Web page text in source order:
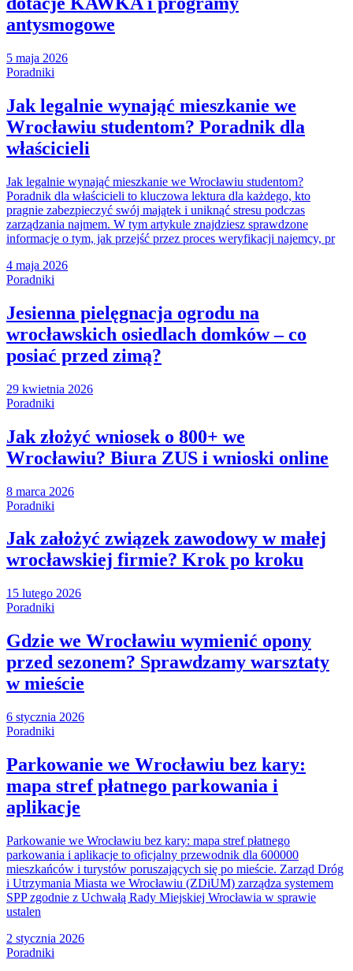
antysmogowe
5 maja 2026
Poradniki
Jak legalnie wynająć mieszkanie we
Wrocławiu studentom? Poradnik dla
właścicieli
Jak legalnie wynająć mieszkanie we Wrocławiu studentom?
Poradnik dla właścicieli to kluczowa lektura dla każdego, kto
pragnie zabezpieczyć swój majątek i uniknąć stresu podczas
zarządzania najmem. W tym artykule znajdziesz sprawdzone
informacje o tym, jak przejść przez proces weryfikacji najemcy, pr
4 maja 2026
Poradniki
Jesienna pielęgnacja ogrodu na
wrocławskich osiedlach domków – co
posiać przed zimą?
29 kwietnia 2026
Poradniki
Jak złożyć wniosek o 800+ we
Wrocławiu? Biura ZUS i wnioski online
8 marca 2026
Poradniki
Jak założyć związek zawodowy w małej
wrocławskiej firmie? Krok po kroku
15 lutego 2026
Poradniki
Gdzie we Wrocławiu wymienić opony
przed sezonem? Sprawdzamy warsztaty
w mieście
6 stycznia 2026
Poradniki
Parkowanie we Wrocławiu bez kary:
mapa stref płatnego parkowania i
aplikacje
Parkowanie we Wrocławiu bez kary: mapa stref płatnego
parkowania i aplikacje to oficjalny przewodnik dla 600000
mieszkańców i turystów poruszających się po mieście. Zarząd Dróg
i Utrzymania Miasta we Wrocławiu (ZDiUM) zarządza systemem
SPP zgodnie z Uchwałą Rady Miejskiej Wrocławia w sprawie
ustalen
2 stycznia 2026
Poradniki